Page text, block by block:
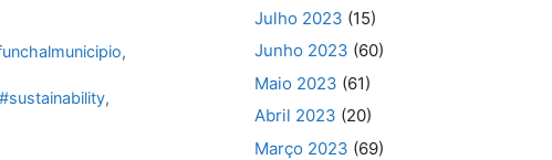
,
#sustainability,
Julho 2023 (15)
Junho 2023 (60)
Maio 2023 (61)
Abril 2023 (20)
Março 2023 (69)